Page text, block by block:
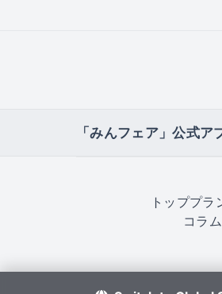
「みんフェア」公式ア
トッププラ
コラム